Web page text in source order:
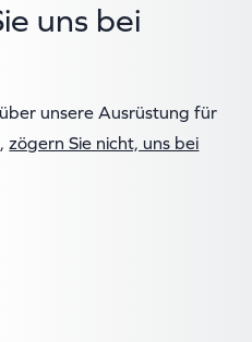
uns bei
unsere Ausrüstung für
zögern Sie nicht, uns bei